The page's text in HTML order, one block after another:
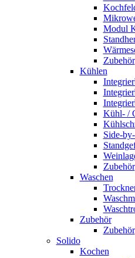
Modul
Zubehör
Kühlen
Kühl- /
Side-
Zubehör
Waschen
Zubehör
Zubehör
Solido
Kochen